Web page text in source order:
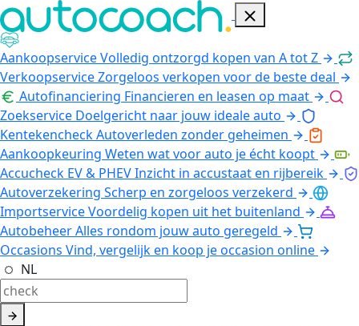
AankoopserviceVolledig ontzorgd kopen van A tot Z
VerkoopserviceZorgeloos verkopen voor de beste deal
Autofinanciering Financieren en leasen op maat
Zoekservice Doelgericht naar jouw ideale auto
KentekencheckAutoverleden zonder geheimen
Aankoopkeuring Weten wat voor auto je écht koopt
Accucheck EV & PHEVInzicht in accustaat en rijbereik
Autoverzekering Scherp en zorgeloos verzekerd
ImportserviceVoordelig kopen uit het buitenland
AutobeheerAlles rondom jouw auto geregeld
Occasions Vind, vergelijk en koop je occasion online
NL